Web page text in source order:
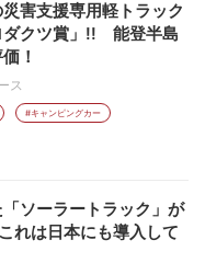
害支援専用軽トラック
ダクツ賞」!! 能登半島
！
ス
#キャンピングカー
ソーラートラック」が
れは日本にも導入して